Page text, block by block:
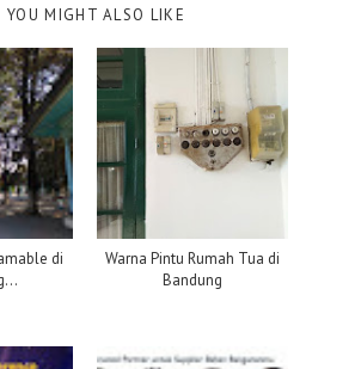
YOU MIGHT ALSO LIKE
di
Warna Pintu Rumah Tua di
Bandung